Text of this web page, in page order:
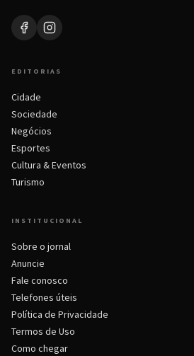
EDITORIAS
Cidade
Sociedade
Negócios
Esportes
Cultura & Eventos
Turismo
INSTITUCIONAL
Sobre o jornal
Anuncie
Fale conosco
Telefones úteis
Política de Privacidade
Termos de Uso
Como chegar